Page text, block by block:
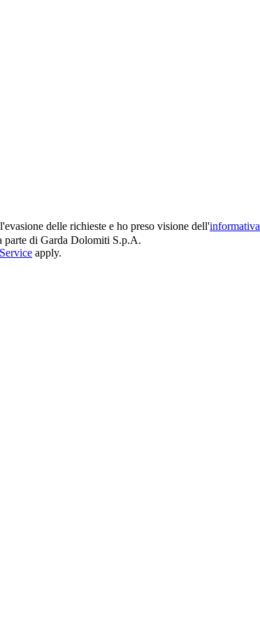
delle richieste e ho preso visione dell'informativa
parte di Garda Dolomiti S.p.A.
apply.